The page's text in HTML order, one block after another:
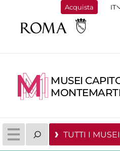
Acquista
MUSEI
TUTTI I MUSEI